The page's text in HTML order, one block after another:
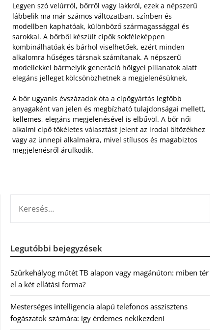
Legyen szó velúrról, bőrről vagy lakkról, ezek a népszerű
lábbelik ma már számos változatban, színben és
modellben kaphatóak, különböző szármagassággal és
sarokkal. A bőrből készült cipők sokféleképpen
kombinálhatóak és bárhol viselhetőek, ezért minden
alkalomra hűséges társnak számítanak. A népszerű
modellekkel bármelyik generáció hölgyei pillanatok alatt
elegáns jelleget kölcsönözhetnek a megjelenésüknek.
A bőr ugyanis évszázadok óta a cipőgyártás legfőbb
anyagaként van jelen és megbízható tulajdonságai mellett,
kellemes, elegáns megjelenésével is elbűvöl. A bőr női
alkalmi cipő tökéletes választást jelent az irodai öltözékhez
vagy az ünnepi alkalmakra, mivel stílusos és magabiztos
megjelenésről árulkodik.
Legutóbbi bejegyzések
Szürkehályog műtét TB alapon vagy magánúton: miben tér
el a két ellátási forma?
Mesterséges intelligencia alapú telefonos asszisztens
fogászatok számára: így érdemes nekikezdeni